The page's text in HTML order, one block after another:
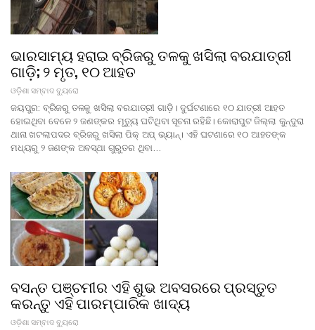
ଭାରସାମ୍ୟ ହରାଇ ବ୍ରିଜରୁ ତଳକୁ ଖସିଲା ବରଯାତ୍ରୀ
ଗାଡ଼ି; ୨ ମୃତ, ୧୦ ଆହତ
ଓଡ଼ିଶା ସମ୍ବାଦ ବ୍ୟୁରୋ
ଜୟପୁର: ବ୍ରିଜରୁ ତଳକୁ ଖସିଲା ବରଯାତ୍ରୀ ଗାଡ଼ି। ଦୁର୍ଘଟଣାରେ ୧୦ ଯାତ୍ରୀ ଆହତ
ହୋଇଥିବା ବେଳେ ୨ ଜଣଙ୍କର ମୃତ୍ୟୁ ଘଟିଥିବା ସୂଚନା ରହିଛି। କୋରାପୁଟ ଜିଲ୍ଲା କୁନ୍ଦୁରା
ଥାନା ଖଟଲାପଦର ବ୍ରିଜରୁ ଖସିଲା ପିକ୍ ଅପ୍ ଭ୍ୟାନ୍। ଏହି ଘଟଣାରେ ୧୦ ଆହତଙ୍କ
ମଧ୍ୟରୁ ୨ ଜଣଙ୍କ ଅବସ୍ଥା ଗୁରୁତର ଥିବା…
ବସନ୍ତ ପଞ୍ଚମୀର ଏହି ଶୁଭ ଅବସରରେ ପ୍ରସ୍ତୁତ
କରନ୍ତୁ ଏହି ପାରମ୍ପାରିକ ଖାଦ୍ୟ
ଓଡ଼ିଶା ସମ୍ବାଦ ବ୍ୟୁରୋ